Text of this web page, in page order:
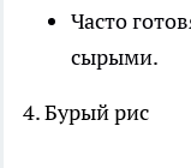
Часто
сырыми.
4. Бурый рис